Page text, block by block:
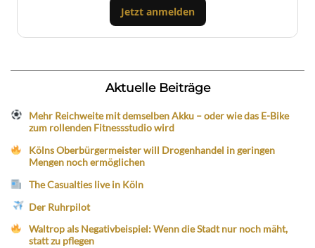
Jetzt anmelden
Aktuelle Beiträge
Mehr Reichweite mit demselben Akku – oder wie das E-Bike
zum rollenden Fitnessstudio wird
Kölns Oberbürgermeister will Drogenhandel in geringen
Mengen noch ermöglichen
The Casualties live in Köln
Der Ruhrpilot
Waltrop als Negativbeispiel: Wenn die Stadt nur noch mäht,
statt zu pflegen